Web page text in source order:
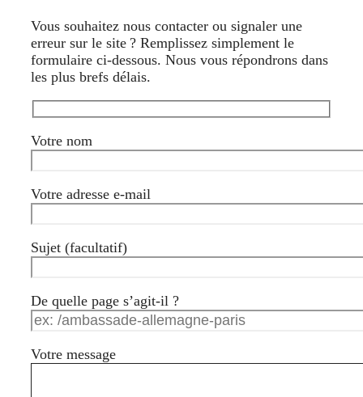
Vous souhaitez nous contacter ou signaler une
erreur sur le site ? Remplissez simplement le
formulaire ci-dessous. Nous vous répondrons dans
les plus brefs délais.
Votre nom
Votre adresse e-mail
Sujet (facultatif)
De quelle page s’agit-il ?
Votre message